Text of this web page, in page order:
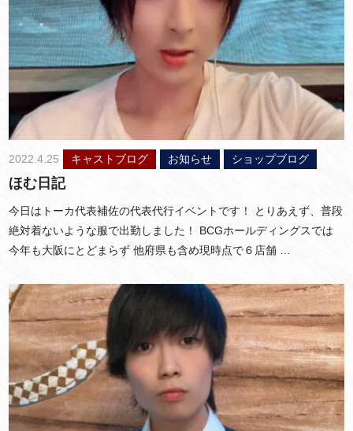
2022.4.25 キャストブログ お知らせ ショップブログ
ほむ日記
今日はトーカ代表補佐の代表代行イベントです！ とりあえず、普段
絶対着ないような服で出勤しました！ BCGホールディングスでは
今年も大阪にとどまらず 他府県も含め現時点で６店舗 …